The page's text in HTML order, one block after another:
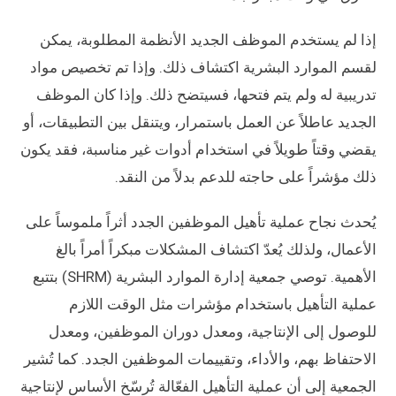
إذا لم يستخدم الموظف الجديد الأنظمة المطلوبة، يمكن
لقسم الموارد البشرية اكتشاف ذلك. وإذا تم تخصيص مواد
تدريبية له ولم يتم فتحها، فسيتضح ذلك. وإذا كان الموظف
الجديد عاطلاً عن العمل باستمرار، ويتنقل بين التطبيقات، أو
يقضي وقتاً طويلاً في استخدام أدوات غير مناسبة، فقد يكون
ذلك مؤشراً على حاجته للدعم بدلاً من النقد.
يُحدث نجاح عملية تأهيل الموظفين الجدد أثراً ملموساً على
الأعمال، ولذلك يُعدّ اكتشاف المشكلات مبكراً أمراً بالغ
الأهمية. توصي جمعية إدارة الموارد البشرية (SHRM) بتتبع
عملية التأهيل باستخدام مؤشرات مثل الوقت اللازم
للوصول إلى الإنتاجية، ومعدل دوران الموظفين، ومعدل
الاحتفاظ بهم، والأداء، وتقييمات الموظفين الجدد. كما تُشير
الجمعية إلى أن عملية التأهيل الفعّالة تُرسّخ الأساس لإنتاجية